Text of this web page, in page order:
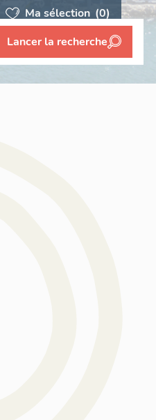
Ma sélection (0)
Lancer la recherche